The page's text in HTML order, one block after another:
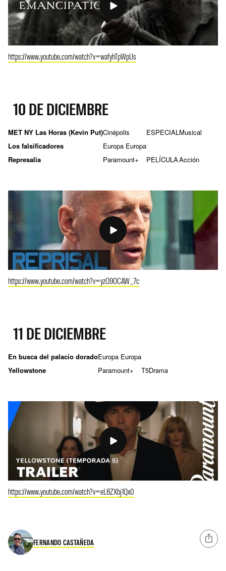
https://www.youtube.com/watch?v=wafyhTpWpUs
10 DE DICIEMBRE
MET NY Las Horas (Kevin Put)Cinépolis ESPECIALMusical
Los falsificadores
Europa Europa
Represalia
Paramount+ PELÍCULAAcción
https://www.youtube.com/watch?v=yzO9OCAW_7c
11 DE DICIEMBRE
En busca del palacio doradoEuropa Europa
Yellowstone
Paramount+ T5Drama
https://www.youtube.com/watch?v=eL8ZXbj1Qx0
FERNANDO CASTAÑEDA